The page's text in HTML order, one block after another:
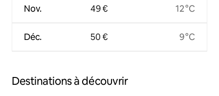
Nov.
Déc.
49 €
50 €
12 °C
9 °C
Destinations à découvrir